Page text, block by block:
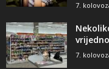
7.
7.